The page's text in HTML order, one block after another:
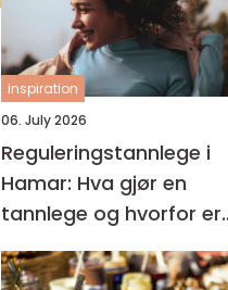
inspiration
06. July 2026
Reguleringstannlege i
Hamar: Hva gjør en
tannlege og hvorfor er
regelmessige besøk så
viktige?